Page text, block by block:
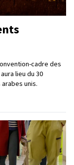
cadre des
lieu du 30
unis.